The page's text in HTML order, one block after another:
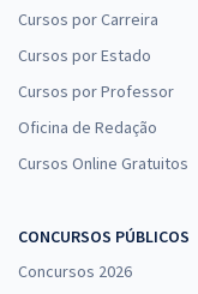
Cursos por Carreira
Cursos por Estado
Cursos por Professor
Oficina de Redação
Cursos Online Gratuitos
CONCURSOS PÚBLICOS
Concursos 2026